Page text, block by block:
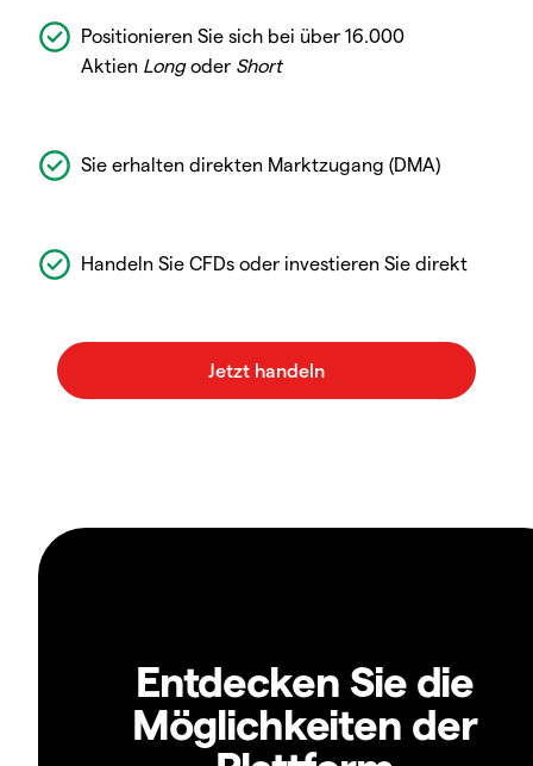
Positionieren Sie sich bei über 16.000
Aktien Longoder Short
Sie erhalten direkten Marktzugang (DMA)
Handeln Sie CFDs oder investieren Sie direkt
Entdecken Sie die
Möglichkeiten der